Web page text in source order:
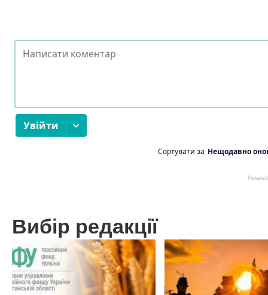
Вибір редакції